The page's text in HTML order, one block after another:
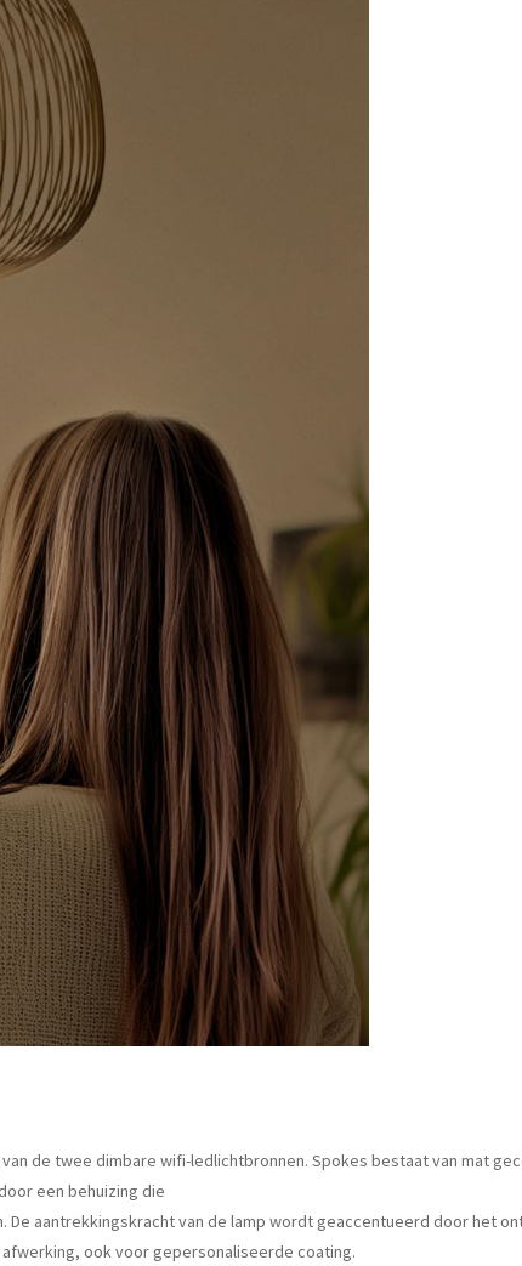
de twee dimbare wifi-ledlichtbronnen. Spokes bestaat van mat
een behuizing die
aantrekkingskracht van de lamp wordt geaccentueerd door het
ook voor gepersonaliseerde coating.